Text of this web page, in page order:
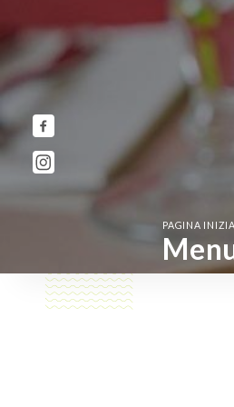
PAGINA